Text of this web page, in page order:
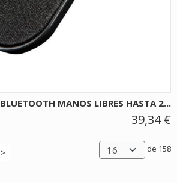
BLUETOOTH MANOS LIBRES HASTA 2...
39,34 €
> de 158